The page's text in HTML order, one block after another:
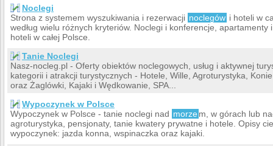
Noclegi
Strona z systemem wyszukiwania i rezerwacji noclegów i hoteli w
według wielu różnych kryteriów. Noclegi i konferencje,
hoteli w całej Polsce.
Tanie Noclegi
Nasz-nocleg.pl - Oferty obiektów noclegowych, usług i aktywnej
kategorii i atrakcji turystycznych - Hotele, Wille, Agroturystyka,
oraz Żaglówki, Kajaki i Wędkowanie, SPA...
Wypoczynek w Polsce
Wypoczynek w Polsce - tanie noclegi nad morze m, w górach lub
agroturystyka, pensjonaty, tanie kwatery prywatne i hotele. Opisy
wypoczynek: jazda konna, wspinaczka oraz kajaki.